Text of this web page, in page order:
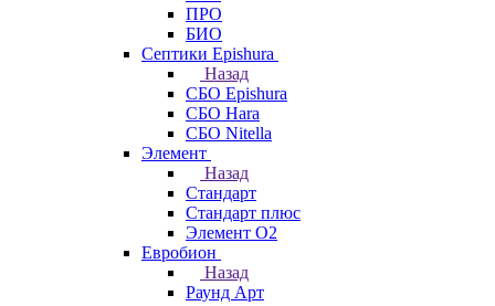
ПРО
БИО
Септики Epishura
Назад
СБО Epishura
СБО Hara
СБО Nitella
Элемент
Назад
Стандарт
Стандарт плюс
Элемент О2
Евробион
Назад
Раунд Арт